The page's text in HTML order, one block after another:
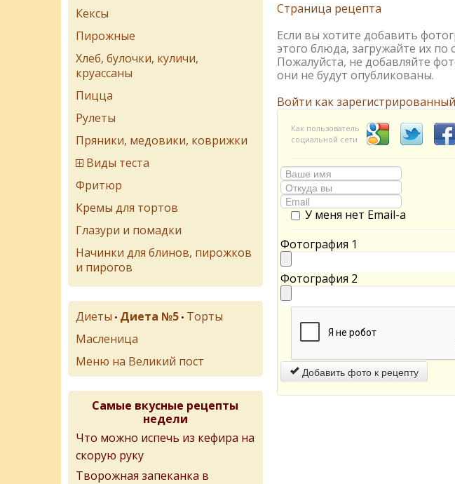
Страница рецепта
Если вы хотите добавить
этого блюда, загружайте их
Пожалуйста, не добавляйте
они не будут опубликованы.
Войти как
Как пользователь
социальной сети
У меня нет Email-а
Фотография 1
Фотография 2
Добавить фото к рецепту
Кексы
Пирожные
Хлеб, булочки, куличи,
круассаны
Пицца
Рулеты
Пряники, медовики, коврижки
Виды теста
Фритюр
Кремы для тортов
Глазури и помадки
Начинки для блинов, пирожков
и пирогов
Диеты • Диета №5 • Торты
Масленица
Меню на Великий пост
Самые вкусные рецепты
недели
Что можно испечь из кефира на
скорую руку
Творожная запеканка в